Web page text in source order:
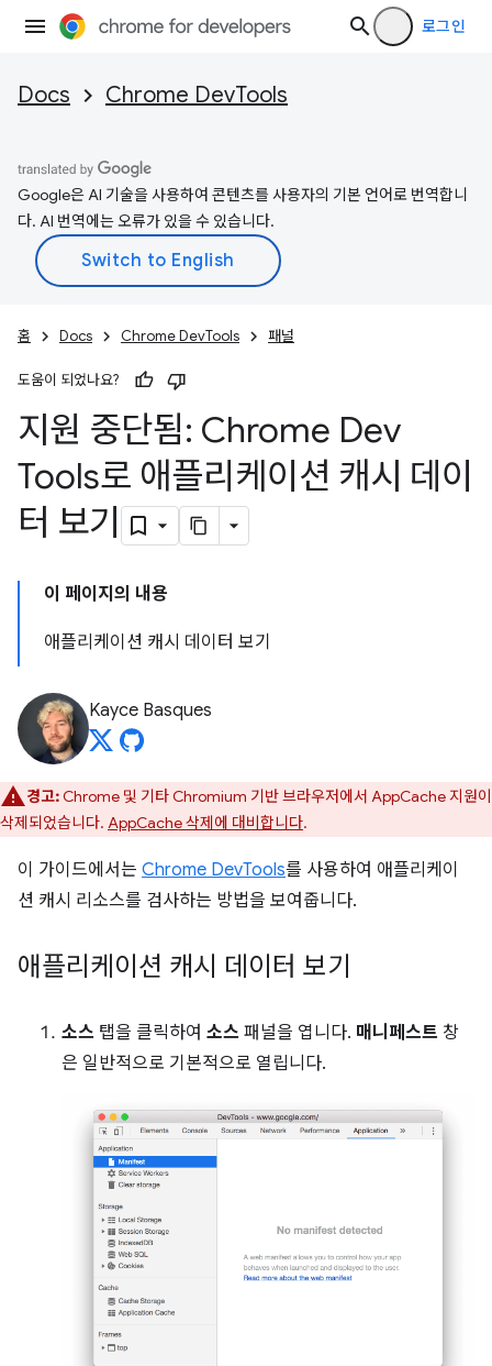
로그인
Docs Chrome DevTools
Google은 AI 기술을 사용하여 콘텐츠를 사용자의 기본 언어로 번역합니
다. AI 번역에는 오류가 있을 수 있습니다.
홈 Docs Chrome DevTools 패널
도움이 되었나요?
지원 중단됨: Chrome Dev
Tools로 애플리케이션 캐시 데이
터 보기
이 페이지의 내용
애플리케이션 캐시 데이터 보기
Kayce Basques
경고:Chrome 및 기타 Chromium 기반 브라우저에서 AppCache 지원이
삭제되었습니다. AppCache 삭제에 대비합니다.
이 가이드에서는 Chrome DevTools를 사용하여 애플리케이
션 캐시 리소스를 검사하는 방법을 보여줍니다.
애플리케이션 캐시 데이터 보기
소스 탭을 클릭하여 소스 패널을 엽니다. 매니페스트 창
은 일반적으로 기본적으로 열립니다.